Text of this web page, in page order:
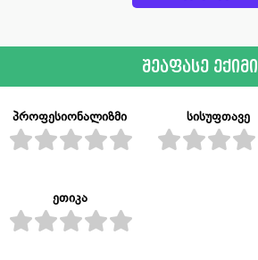
შეაფასე ექიმი
პროფესიონალიზმი სისუფთავე
ეთიკა